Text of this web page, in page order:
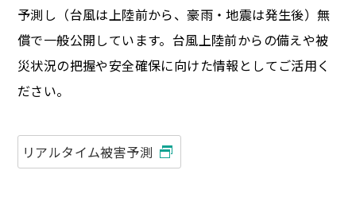
予測し（台風は上陸前から、豪雨・地震は発生後）無
償で一般公開しています。台風上陸前からの備えや被
災状況の把握や安全確保に向けた情報としてご活用く
ださい。
リアルタイム被害予測